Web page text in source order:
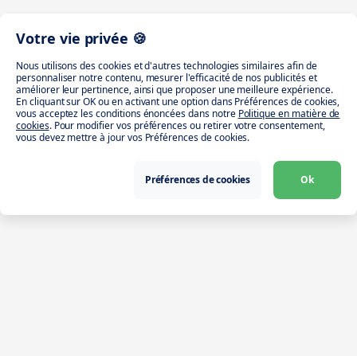
Votre vie privée 🍪
Nous utilisons des cookies et d'autres technologies similaires afin de
personnaliser notre contenu, mesurer l'efficacité de nos publicités et
améliorer leur pertinence, ainsi que proposer une meilleure expérience.
En cliquant sur OK ou en activant une option dans Préférences de cookies,
vous acceptez les conditions énoncées dans notre Politique en matière de
cookies. Pour modifier vos préférences ou retirer votre consentement,
vous devez mettre à jour vos Préférences de cookies.
Préférences de cookies Ok